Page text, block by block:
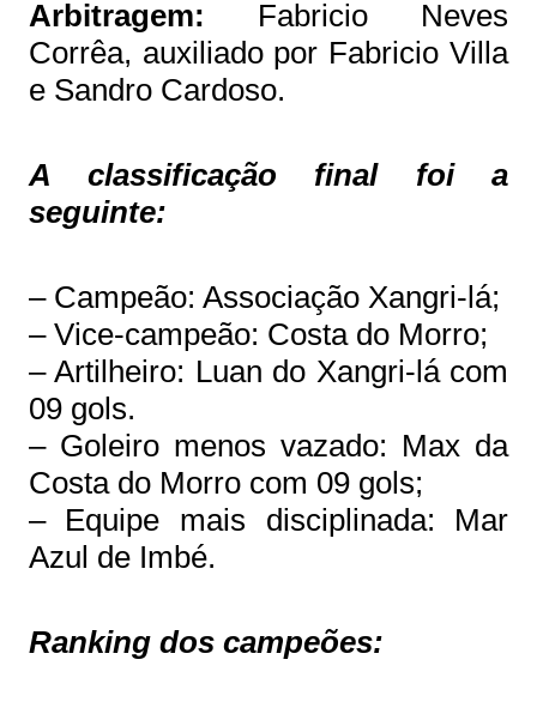
Arbitragem: Fabricio Neves
Corrêa, auxiliado por Fabricio Villa
e Sandro Cardoso.
A classificação final foi a
seguinte:
– Campeão: Associação Xangri-lá;
– Vice-campeão: Costa do Morro;
– Artilheiro: Luan do Xangri-lá com
09 gols.
– Goleiro menos vazado: Max da
Costa do Morro com 09 gols;
– Equipe mais disciplinada: Mar
Azul de Imbé.
Ranking dos campeões: